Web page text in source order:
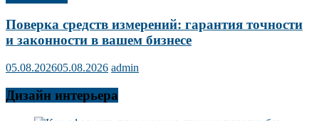
Поверка средств измерений: гарантия точности
и законности в вашем бизнесе
05.08.202605.08.2026 admin
Дизайн интерьера